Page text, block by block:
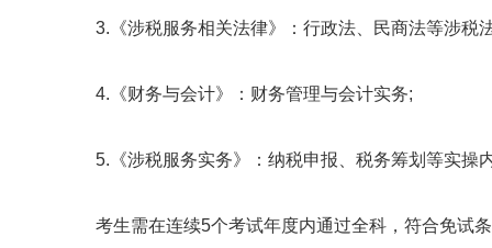
3.《涉税服务相关法律》：行政法、民商法等涉税
4.《财务与会计》：财务管理与会计实务;
5.《涉税服务实务》：纳税申报、税务筹划等实操
考生需在连续5个考试年度内通过全科，符合免试条